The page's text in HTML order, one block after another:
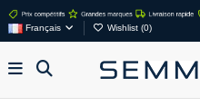
Français Wishlist (0)